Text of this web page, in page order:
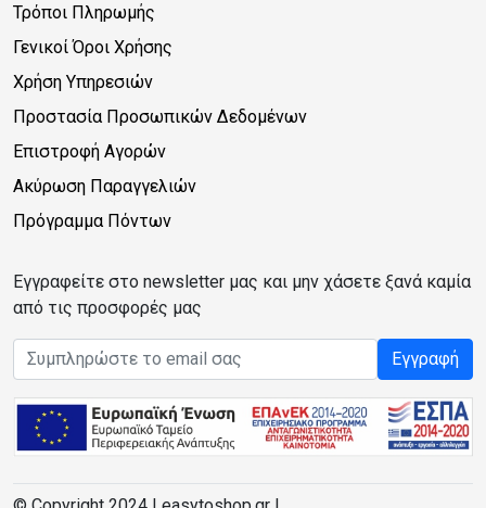
Τρόποι Πληρωμής
Γενικοί Όροι Χρήσης
Χρήση Υπηρεσιών
Προστασία Προσωπικών Δεδομένων
Επιστροφή Αγορών
Ακύρωση Παραγγελιών
Πρόγραμμα Πόντων
Εγγραφείτε στο newsletter μας και μην χάσετε ξανά καμία
από τις προσφορές μας
Email address Εγγραφή